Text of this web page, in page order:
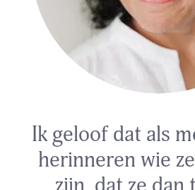
Ik geloof dat als
herinneren wie